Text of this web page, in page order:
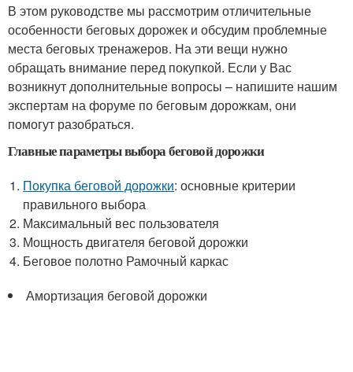
В этом руководстве мы рассмотрим отличительные
особенности беговых дорожек и обсудим проблемные
места беговых тренажеров. На эти вещи нужно
обращать внимание перед покупкой. Если у Вас
возникнут дополнительные вопросы – напишите нашим
экспертам на форуме по беговым дорожкам, они
помогут разобраться.
Главные параметры выбора беговой дорожки
Покупка беговой дорожки: основные критерии
правильного выбора
Максимальный вес пользователя
Мощность двигателя беговой дорожки
Беговое полотно Рамочный каркас
Амортизация беговой дорожки